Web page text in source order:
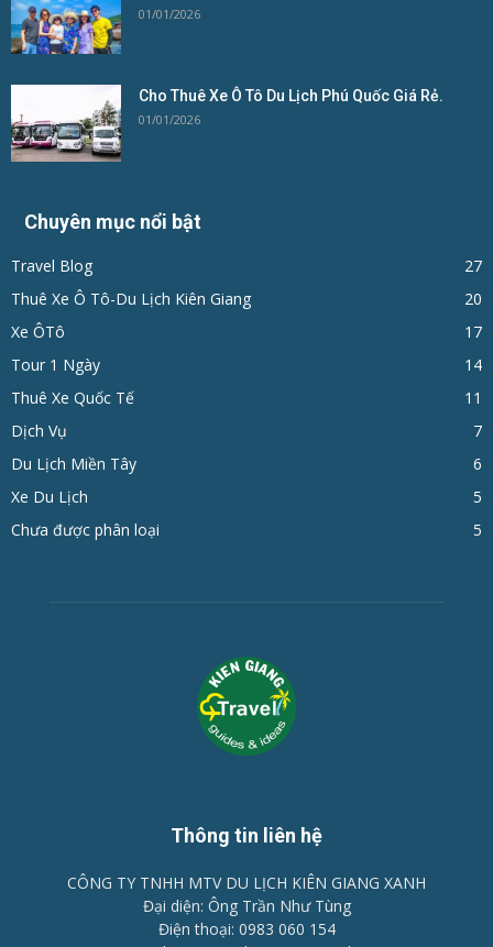
01/01/2026
Cho Thuê Xe Ô Tô Du Lịch Phú Quốc Giá Rẻ.
01/01/2026
Chuyên mục nổi bật
Travel Blog
27
Thuê Xe Ô Tô-Du Lịch Kiên Giang
20
Xe ÔTô
17
Tour 1 Ngày
14
Thuê Xe Quốc Tế
11
Dịch Vụ
7
Du Lịch Miền Tây
6
Xe Du Lịch
5
Chưa được phân loại
5
Thông tin liên hệ
CÔNG TY TNHH MTV DU LỊCH KIÊN GIANG XANH
Đại diện: Ông Trần Như Tùng
Điện thoại: 0983 060 154